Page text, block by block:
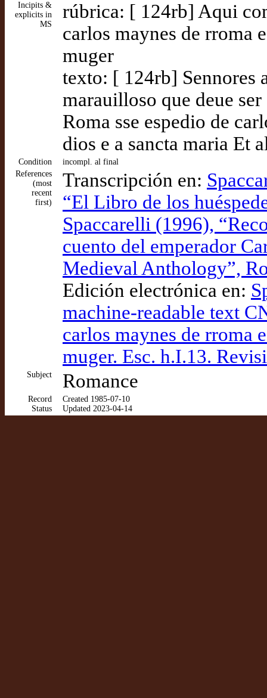
Incipits &
explicits in
MS
rúbrica: [ 124rb] Aqui
carlos maynes de rroma
muger
texto: [ 124rb] Sennores
marauilloso que deue
Roma sse espedio de
dios e a sancta maria Et
Condition
incompl. al final
References
(most
recent
first)
Transcripción en:
“El Libro de los
Spaccarelli (1996),
cuento del emperador
Medieval Anthology”,
Edición electrónica en:
machine-readable text
carlos maynes de rroma
muger. Esc. h.I.13.
Subject Romance
Record
Status
Created 1985-07-10
Updated 2023-04-14